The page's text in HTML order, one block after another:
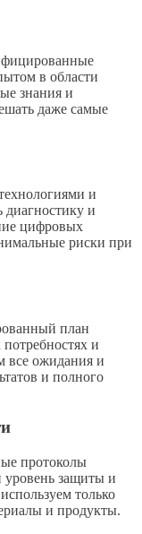
в области
знания и
даже самые
и
диагностику и
цифровых
риски при
план
и
все ожидания и
и полного
протоколы
уровень защиты и
только
и продукты.